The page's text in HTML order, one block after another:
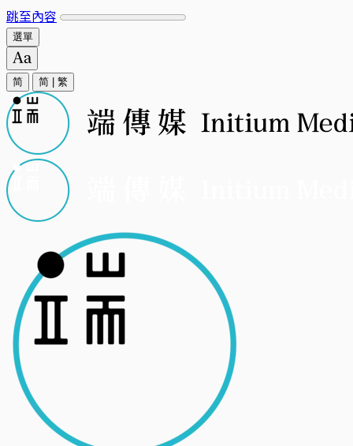
跳至內容
選單
简 简 繁